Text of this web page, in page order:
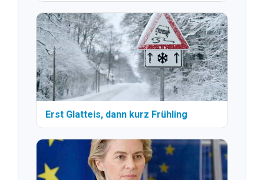
Erst Glatteis, dann kurz Frühling